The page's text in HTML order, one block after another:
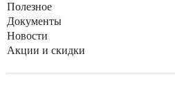
Полезное
Документы
Новости
Акции и скидки